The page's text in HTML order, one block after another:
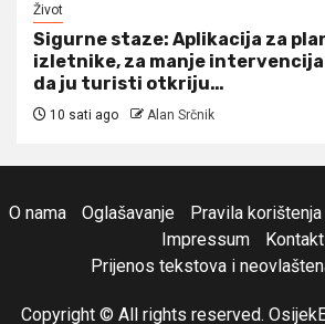
Život
Sigurne staze: Aplikacija za
izletnike, za manje intervencija
da ju turisti otkriju…
10 sati ago Alan Srčnik
O nama Oglašavanje Pravila korištenja
Impressum
Kontakt
Prijenos tekstova i
Copyright © All rights reserved.